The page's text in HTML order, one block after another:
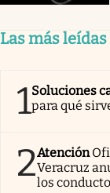
Las más
1Soluciones
para qué
2Atención
Veracruz
los